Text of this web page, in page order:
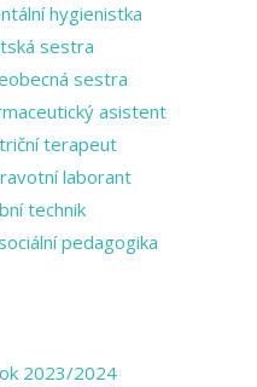
hygienistka
sestra
sestra
asistent
terapeut
laborant
technik
pedagogika
2023/2024